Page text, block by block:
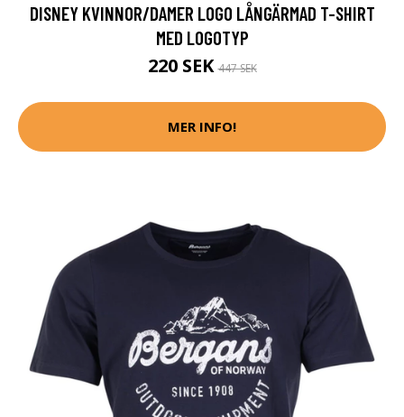
DISNEY KVINNOR/DAMER LOGO LÅNGÄRMAD T-SHIRT
MED LOGOTYP
220 SEK447 SEK
MER INFO!